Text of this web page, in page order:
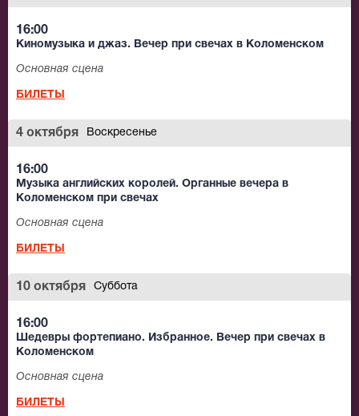
16:00
Киномузыка и джаз. Вечер при свечах в Коломенском
Основная сцена
БИЛЕТЫ
4 октября Воскресенье
16:00
Музыка английских королей. Органные вечера в
Коломенском при свечах
Основная сцена
БИЛЕТЫ
10 октября Суббота
16:00
Шедевры фортепиано. Избранное. Вечер при свечах в
Коломенском
Основная сцена
БИЛЕТЫ